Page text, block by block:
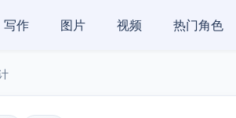
写作 图片 视频 热门角色